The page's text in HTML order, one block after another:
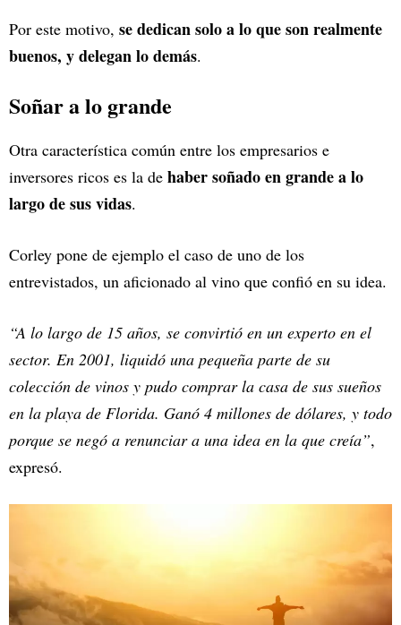
Por este motivo, se dedican solo a lo que son realmente
buenos, y delegan lo demás.
Soñar a lo grande
Otra característica común entre los empresarios e
inversores ricos es la de haber soñado en grande a lo
largo de sus vidas.
Corley pone de ejemplo el caso de uno de los
entrevistados, un aficionado al vino que confió en su idea.
“A lo largo de 15 años, se convirtió en un experto en el
sector. En 2001, liquidó una pequeña parte de su
colección de vinos y pudo comprar la casa de sus sueños
en la playa de Florida. Ganó 4 millones de dólares, y todo
porque se negó a renunciar a una idea en la que creía”,
expresó.